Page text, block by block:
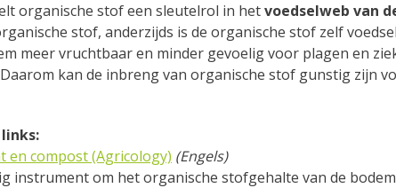
organische stof een sleutelrol in hetvoedselweb van
stof, anderzijds is de organische stof zelf
meer vruchtbaar en minder gevoelig voor plagen en
kan de inbreng van organische stof gunstig zijn
en compost (Agricology) (Engels)
instrument om het organische stofgehalte van de